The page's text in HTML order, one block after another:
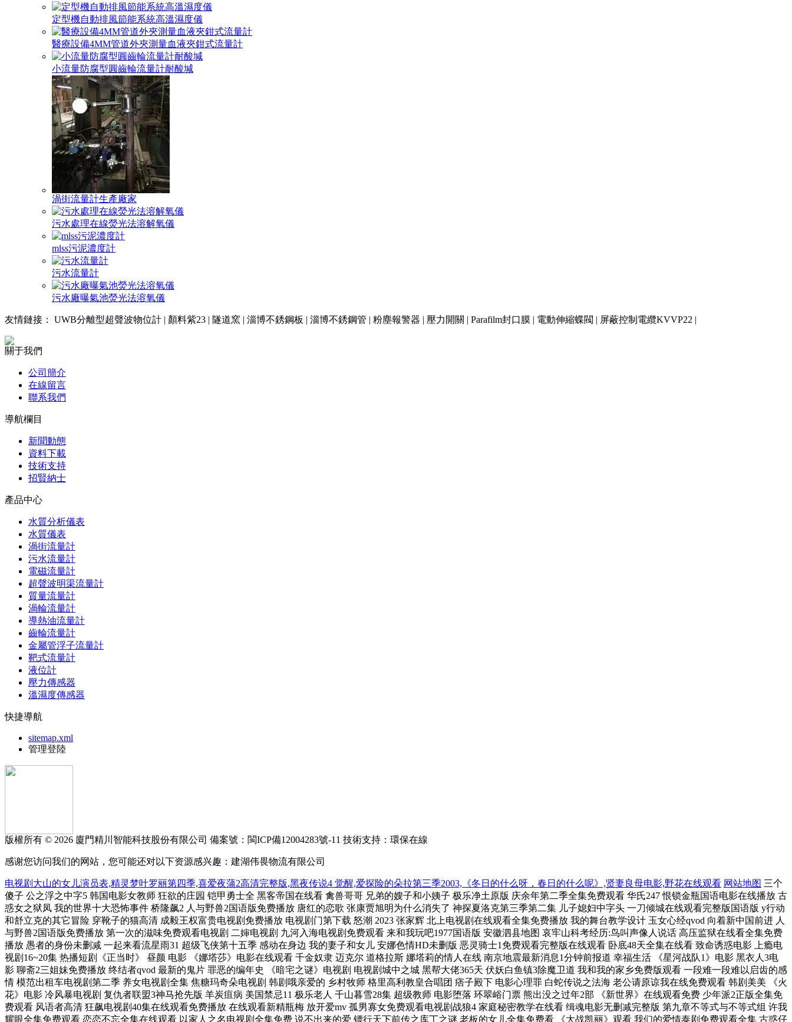
定型機自動排風節能系統高溫濕度儀
醫療設備4MM管道外夾測量血液夾鉗式流量計
小流量防腐型圓齒輪流量計耐酸堿
渦街流量計生產廠家
污水處理在線熒光法溶解氧儀
mlss污泥濃度計
污水流量計
污水廠曝氣池熒光法溶氧儀
友情鏈接： UWB分離型超聲波物位計 | 顏料紫23 | 隧道窯 | 淄博不銹鋼板 | 淄博不銹鋼管 | 粉塵報警器 | 壓力開關 | Parafilm封口膜 | 電動伸縮蝶閥 | 屏蔽控制電纜KVVP22 |
關于我們
公司簡介
在線留言
聯系我們
導航欄目
新聞動態
資料下載
技術支持
招賢納士
產品中心
水質分析儀表
水質儀表
渦街流量計
污水流量計
電磁流量計
超聲波明渠流量計
質量流量計
渦輪流量計
導熱油流量計
齒輪流量計
金屬管浮子流量計
靶式流量計
液位計
壓力傳感器
溫濕度傳感器
快捷導航
sitemap.xml
管理登陸
版權所有 © 2026 廈門精川智能科技股份有限公司 備案號：閩ICP備12004283號-11 技術支持： 環保在線
感谢您访问我们的网站，您可能还对以下资源感兴趣：建湖伟畏物流有限公司
电视剧大山的女儿演员表,精灵梦叶罗丽第四季,喜爱夜蒲2高清完整版,黑夜传说4 觉醒,爱探险的朵拉第三季2003,《冬日的什么呀，春日的什么呢》,贤妻良母电影,野花在线观看 网站地图 三个
傻子 公之浮之中字5 韩国电影女教师 狂欲的庄园 铠甲勇士全 黑客帝国在线看 禽兽哥哥 兄弟的嫂子和小姨子 极乐净土原版 庆余年第二季全集免费观看 华氏247 恨锁金瓶国语电影在线播放 古
惑女之狱凤 我的世界十大恐怖事件 桥隆飙2 人与野兽2国语版免费播放 唐红的恋歌 张康贾旭明为什么消失了 神探夏洛克第三季第二集 儿子媳妇中字头 一刀倾城在线观看完整版国语版 y行动
和舒立克的其它冒险 穿靴子的猫高清 成毅王权富贵电视剧免费播放 电视剧门第下载 怒潮 2023 张家辉 北上电视剧在线观看全集免费播放 我的舞台教学设计 玉女心经qvod 向着新中国前进 人
与野兽2国语版免费播放 第一次的滋味免费观看电视剧 二婶电视剧 九河入海电视剧免费观看 来和我玩吧1977国语版 安徽泗县地图 哀牢山科考经历:鸟叫声像人说话 高压监狱在线看全集免费
播放 愚者的身份未删减 一起来看流星雨31 超级飞侠第十五季 感动在身边 我的妻子和女儿 安娜色情HD未删版 恶灵骑士1免费观看完整版在线观看 卧底48天全集在线看 致命诱惑电影 上瘾电
视剧16~20集 热播短剧《正当时》 昼颜 电影 《娜塔莎》电影在线观看 千金奴隶 迈克尔 道格拉斯 娜塔莉的情人在线 南京地震最新消息1分钟前报道 幸福生活 《星河战队1》电影 黑衣人3电
影 聊斋2三姐妹免费播放 终结者qvod 最新的鬼片 罪恶的编年史 《暗宅之谜》电视剧 电视剧城中之城 黑帮大佬365天 伏妖白鱼镇3除魔卫道 我和我的家乡免费版观看 一段难一段难以启齿的感
情 模范出租车电视剧第二季 养女电视剧全集 焦糖玛奇朵电视剧 韩剧哦亲爱的 乡村牧师 格里高利教皇合唱团 痞子殿下 电影心理罪 白蛇传说之法海 老公请原谅我在线免费观看 韩剧美美 《火
花》电影 冷风暴电视剧 复仇者联盟3神马抢先版 羊炭疽病 美国禁忌11 极乐老人 千山暮雪28集 超级教师 电影堕落 环翠峪门票 熊出没之过年2部 《新世界》在线观看免费 少年派2正版全集免
费观看 风语者高清 狂飙电视剧40集在线观看免费播放 在线观看新精瓶梅 放开爱mv 孤男寡女免费观看电视剧战狼4 家庭秘密教学在线看 缉魂电影无删减完整版 第九章不等式与不等式组 许我
耀眼全集免费观看 恋恋不忘全集在线观看 以家人之名电视剧全集免费 说不出来的爱 镖行天下前传之库丁之谜 老板的女儿全集免费看 《大战凯丽》观看 我们的爱情泰剧免费观看全集 古惑仔